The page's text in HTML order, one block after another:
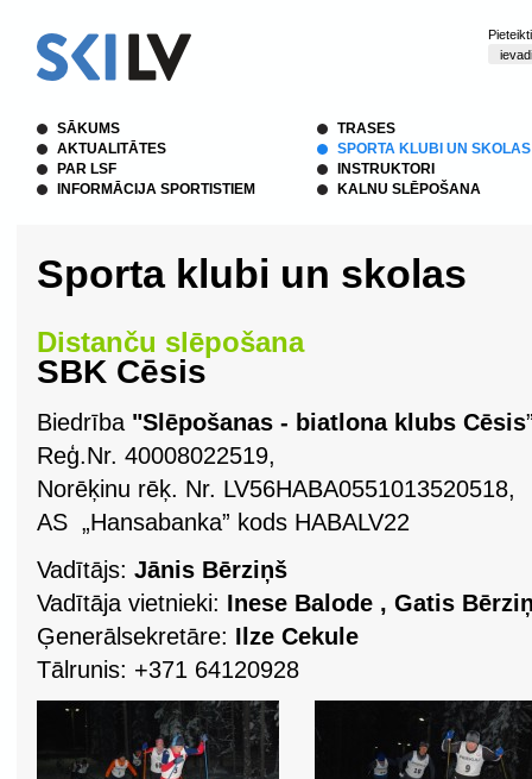
SĀKUMS
AKTUALITĀTES
PAR LSF
INFORMĀCIJA SPORTISTIEM
TRASES
SPORTA KLUBI UN SKOLAS
INSTRUKTORI
KALNU SLĒPOŠANA
Sporta klubi un skolas
Distanču slēpošana
SBK Cēsis
Biedrība "Slēpošanas - biatlona klubs Cēsis
Reģ.Nr. 40008022519,
Norēķinu rēķ. Nr. LV56HABA0551013520518,
AS „Hansabanka” kods HABALV22
Vadītājs: Jānis Bērziņš
Vadītāja vietnieki: Inese Balode , Gatis
Ģenerālsekretāre: Ilze Cekule
Tālrunis: +371 64120928